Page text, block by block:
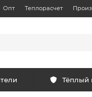
Опт Теплорасчет
Тёплый